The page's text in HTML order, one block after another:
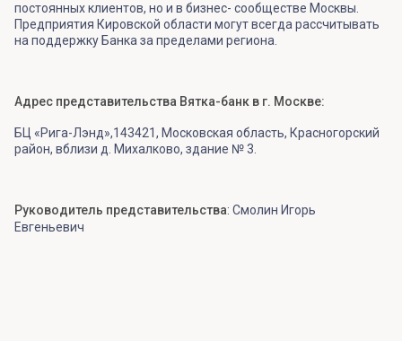
постоянных клиентов, но и в бизнес- сообществе Москвы.
Предприятия Кировской области могут всегда рассчитывать
на поддержку Банка за пределами региона.
Адрес представительства Вятка-банк в г. Москве:
БЦ «Рига-Лэнд»,143421, Московская область, Красногорский
район, вблизи д. Михалково, здание № 3.
Руководитель представительства: Смолин Игорь
Евгеньевич